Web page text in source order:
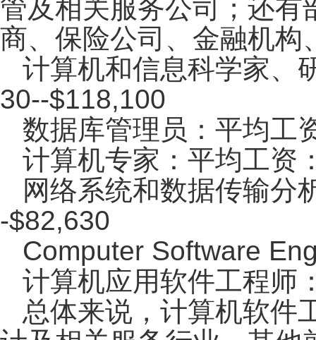
管及相关服务公司；还有
商、保险公司、金融机构
计算机和信息科学家、
30--$118,100
数据库管理员：平均工
计算机专家：平均工资
网络系统和数据传输分
-$82,630
Computer Software
计算机应用软件工程师
总体来说，计算机软件